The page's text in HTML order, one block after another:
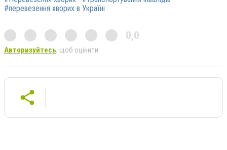
#перевезення хворих в Україні
0,0
Авторизуйтесь, щоб оцінити